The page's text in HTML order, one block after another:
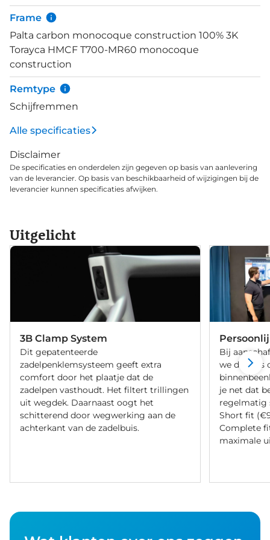
als 1x elektronische en mechanische groepsets tot
kettingbladen van 52x36! Nog een bewijs dat de
Palta gebouwd is voor snelheid! De Palta bevat nog
enkele prachtige esthetische hoogstandjes zoals
de details boven op de vorkbuis, onder het
balhoofd wanneer je je stuur draait. Ook het 3B
systeem van de zadelpen is zo'n prachtig
hoogstandje die keurig is weggewerkt aan de
achterkant van de zadelbuis. Dit systeem vangt
geeft. Het Paradigma integratiesysteem in de
stuurpen zorgt voor volledige integratie van je
kabels.
Frame
Palta carbon monocoque construction 100% 3K
Torayca HMCF T700-MR60 monocoque
construction
Remtype
Schijfremmen
Alle specificaties
Disclaimer
De specificaties en onderdelen zijn gegeven op basis van aanlevering
van de leverancier. Op basis van beschikbaarheid of wijzigingen bij de
leverancier kunnen specificaties afwijken.
Uitgelicht
3B Clamp System
Dit gepatenteerde
zadelpenklemsysteem geeft extra
comfort door het plaatje dat de
zadelpen vasthoudt. Het filtert trillingen
uit wegdek. Daarnaast oogt het
schitterend door wegwerking aan de
achterkant van de zadelbuis.
Bij
we de fiets
je net dat
regelmatig
Short fit
Complete
maximale